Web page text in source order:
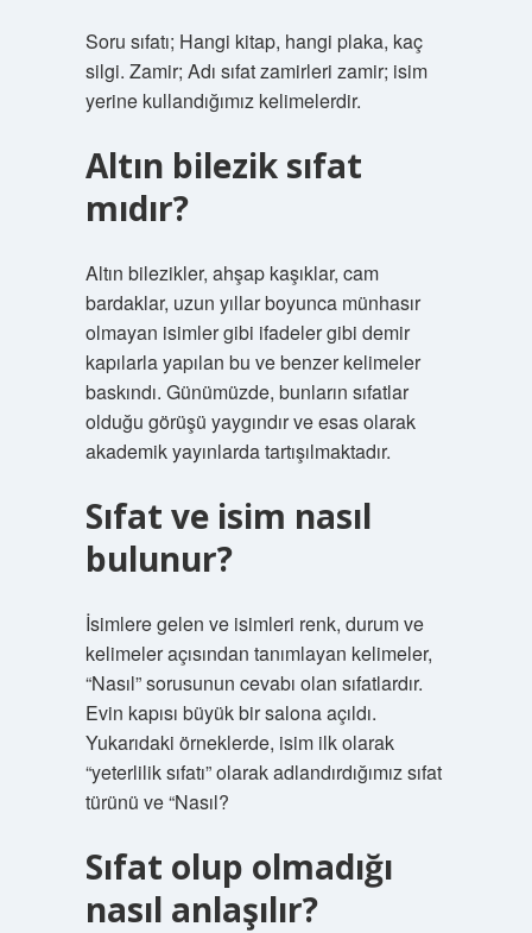
Soru sıfatı; Hangi kitap, hangi plaka, kaç
silgi. Zamir; Adı sıfat zamirleri zamir; isim
yerine kullandığımız kelimelerdir.
Altın bilezik sıfat
mıdır?
Altın bilezikler, ahşap kaşıklar, cam
bardaklar, uzun yıllar boyunca münhasır
olmayan isimler gibi ifadeler gibi demir
kapılarla yapılan bu ve benzer kelimeler
baskındı. Günümüzde, bunların sıfatlar
olduğu görüşü yaygındır ve esas olarak
akademik yayınlarda tartışılmaktadır.
Sıfat ve isim nasıl
bulunur?
İsimlere gelen ve isimleri renk, durum ve
kelimeler açısından tanımlayan kelimeler,
“Nasıl” sorusunun cevabı olan sıfatlardır.
Evin kapısı büyük bir salona açıldı.
Yukarıdaki örneklerde, isim ilk olarak
“yeterlilik sıfatı” olarak adlandırdığımız sıfat
türünü ve “Nasıl?
Sıfat olup olmadığı
nasıl anlaşılır?